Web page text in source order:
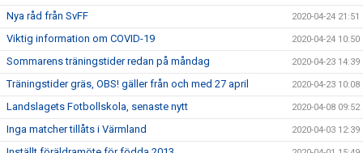
Nya råd från SvFF 2020-04-24 21:51
Viktig information om COVID-19 2020-04-24 10:50
Sommarens träningstider redan på måndag 2020-04-23 14:39
Träningstider gräs, OBS! gäller från och med 27 april 2020-04-23 10:08
Landslagets Fotbollskola, senaste nytt 2020-04-08 09:52
Inga matcher tillåts i Värmland 2020-04-03 12:39